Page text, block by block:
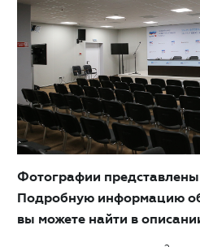
Фотографии
Подробную информацию
вы можете найти в